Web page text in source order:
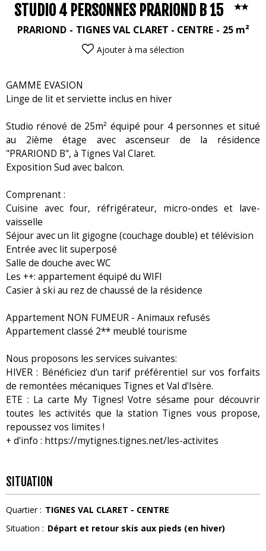
STUDIO 4 PERSONNES PRARIOND B 15
PRARIOND TIGNES VAL CLARET - CENTRE 25 m²
Ajouter à ma sélection
GAMME EVASION
Linge de lit et serviette inclus en hiver
Studio rénové de 25m² équipé pour 4 personnes et situé
au 2ième étage avec ascenseur de la résidence
"PRARIOND B", à Tignes Val Claret.
Exposition Sud avec balcon.
Comprenant :
Cuisine avec four, réfrigérateur, micro-ondes et lave-
vaisselle
Séjour avec un lit gigogne (couchage double) et télévision
Entrée avec lit superposé
Salle de douche avec WC
Les ++: appartement équipé du WIFI
Casier à ski au rez de chaussé de la résidence
Appartement NON FUMEUR - Animaux refusés
Appartement classé 2** meublé tourisme
Nous proposons les services suivantes:
HIVER : Bénéficiez d'un tarif préférentiel sur vos forfaits
de remontées mécaniques Tignes et Val d'Isère.
ETE : La carte My Tignes! Votre sésame pour découvrir
toutes les activités que la station Tignes vous propose,
repoussez vos limites !
+ d'info : https://mytignes.tignes.net/les-activites
SITUATION
Quartier : TIGNES VAL CLARET - CENTRE
Situation : Départ et retour skis aux pieds (en hiver)